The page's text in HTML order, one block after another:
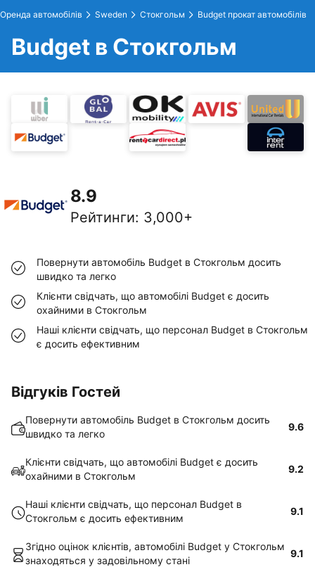
Оренда автомобілів Sweden Стокгольм Budget прокат автомобілів
Budget в Стокгольм
8.9
Рейтинги: 3,000+
Повернути автомобіль Budget в Стокгольм досить
швидко та легко
Клієнти свідчать, що автомобілі Budget є досить
охайними в Стокгольм
Наші клієнти свідчать, що персонал Budget в Стокгольм
є досить ефективним
Відгуків Гостей
Повернути автомобіль Budget в Стокгольм досить
швидко та легко
9.6
Клієнти свідчать, що автомобілі Budget є досить
охайними в Стокгольм
9.2
Наші клієнти свідчать, що персонал Budget в
Стокгольм є досить ефективним
9.1
Згідно оцінок клієнтів, автомобілі Budget у Стокгольм
знаходяться у задовільному стані
9.1